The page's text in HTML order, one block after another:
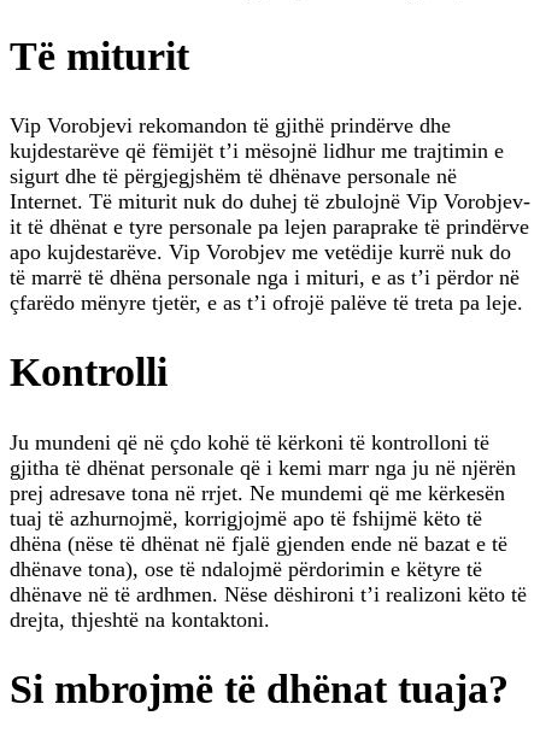
Të miturit
Vip Vorobjevi rekomandon të gjithë prindërve dhe
kujdestarëve që fëmijët t’i mësojnë lidhur me trajtimin e
sigurt dhe të përgjegjshëm të dhënave personale në
Internet. Të miturit nuk do duhej të zbulojnë Vip Vorobjev-
it të dhënat e tyre personale pa lejen paraprake të prindërve
apo kujdestarëve. Vip Vorobjev me vetëdije kurrë nuk do
të marrë të dhëna personale nga i mituri, e as t’i përdor në
çfarëdo mënyre tjetër, e as t’i ofrojë palëve të treta pa leje.
Kontrolli
Ju mundeni që në çdo kohë të kërkoni të kontrolloni të
gjitha të dhënat personale që i kemi marr nga ju në njërën
prej adresave tona në rrjet. Ne mundemi që me kërkesën
tuaj të azhurnojmë, korrigjojmë apo të fshijmë këto të
dhëna (nëse të dhënat në fjalë gjenden ende në bazat e të
dhënave tona), ose të ndalojmë përdorimin e këtyre të
dhënave në të ardhmen. Nëse dëshironi t’i realizoni këto të
drejta, thjeshtë na kontaktoni.
Si mbrojmë të dhënat tuaja?